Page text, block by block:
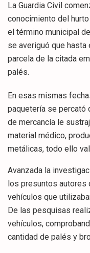
La Guardia Civil
conocimiento del
el término municipal
se averiguó que
parcela de la citada
palés.
En esas mismas
paquetería se percató
de mercancía le
material médico,
metálicas, todo ello
Avanzada la
los presuntos
vehículos que
De las pesquisas
vehículos,
cantidad de palés y